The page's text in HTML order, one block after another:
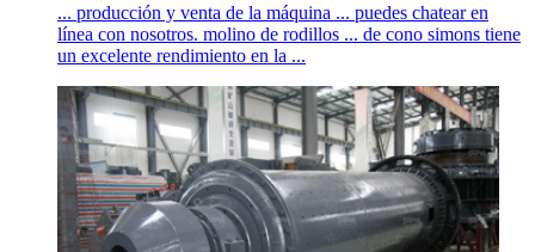
... producción y venta de la máquina ... puedes chatear en
línea con nosotros. molino de rodillos ... de cono simons tiene
un excelente rendimiento en la ...